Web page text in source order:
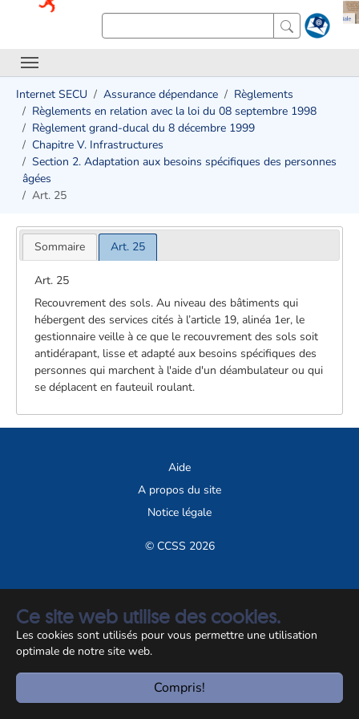
Ce site web utilise des cookies.
Les cookies sont utilisés pour vous permettre une utilisation
optimale de notre site web.
Compris!
Internet SECU Assurance dépendance
Règlements
Règlements en relation avec la loi du 08 septembre 1998
Règlement grand-ducal du 8 décembre 1999
Chapitre V. Infrastructures
Section 2. Adaptation aux besoins spécifiques des personnes
âgées
Art. 25
Sommaire Art. 25
Art. 25
Recouvrement des sols. Au niveau des bâtiments qui
hébergent des services cités à l’article 19, alinéa 1er, le
gestionnaire veille à ce que le recouvrement des sols soit
antidérapant, lisse et adapté aux besoins spécifiques des
personnes qui marchent à l'aide d'un déambulateur ou qui
se déplacent en fauteuil roulant.
Aide
A propos du site
Notice légale
© CCSS 2026